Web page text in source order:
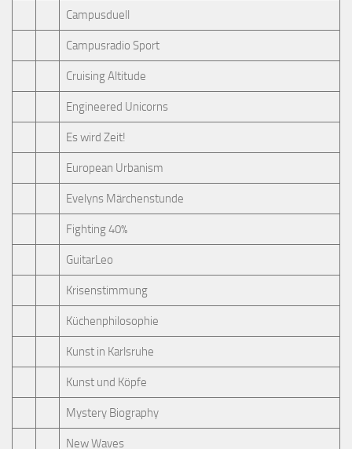
Campusduell
Campusradio Sport
Cruising Altitude
Engineered Unicorns
Es wird Zeit!
European Urbanism
Evelyns Märchenstunde
Fighting 40%
GuitarLeo
Krisenstimmung
Küchenphilosophie
Kunst in Karlsruhe
Kunst und Köpfe
Mystery Biography
New Waves